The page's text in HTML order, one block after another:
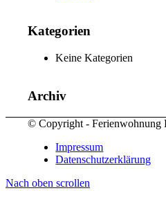
Kategorien
Keine Kategorien
Archiv
© Copyright - Ferienwohnung
Impressum
Datenschutzerklärung
Nach oben scrollen